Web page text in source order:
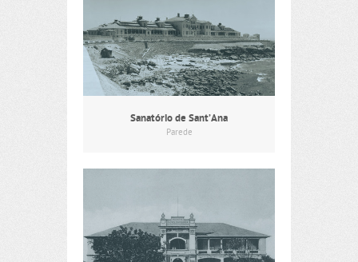
Sanatório de Sant’Ana
Parede